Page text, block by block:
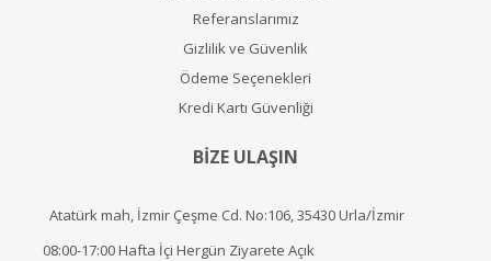
Referanslarımız
Gizlilik ve Güvenlik
Ödeme Seçenekleri
Kredi Kartı Güvenliği
BİZE ULAŞIN
Atatürk mah, İzmir Çeşme Cd. No:106, 35430 Urla/İzmir
08:00-17:00 Hafta İçi Hergün Ziyarete Açık